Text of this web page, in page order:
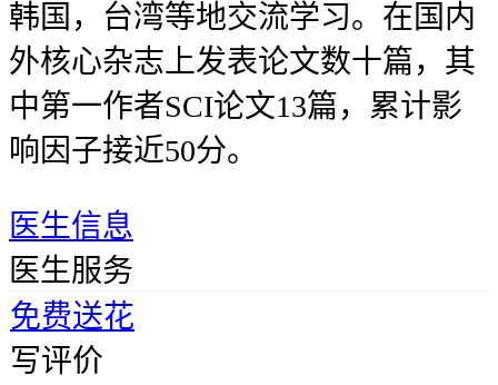
韩国，台湾等地交流学习。在国内
外核心杂志上发表论文数十篇，其
中第一作者SCI论文13篇，累计影
响因子接近50分。
医生信息
医生服务
免费送花
写评价